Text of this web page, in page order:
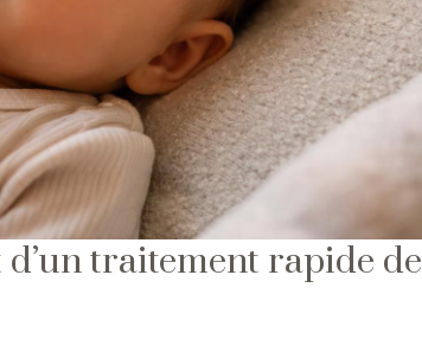
d’un traitement rapide de